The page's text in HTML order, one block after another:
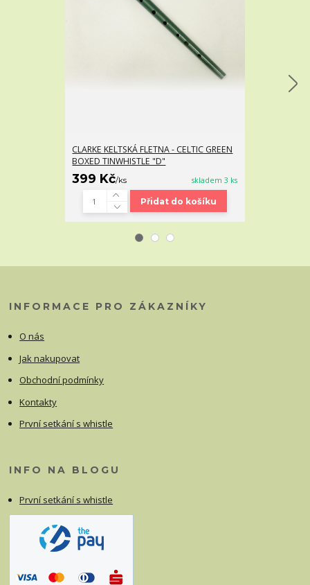
CLARKE KELTSKÁ FLETNA - CELTIC GREEN
BOXED TINWHISTLE "D"
399 Kč/ks skladem 3 ks
Přidat do košíku
INFORMACE PRO ZÁKAZNÍKY
O nás
Jak nakupovat
Obchodní podmínky
Kontakty
První setkání s whistle
INFO NA BLOGU
První setkání s whistle